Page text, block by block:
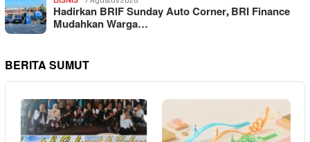
Hadirkan BRIF Sunday Auto Corner, BRI Finance
Mudahkan Warga…
BERITA SUMUT